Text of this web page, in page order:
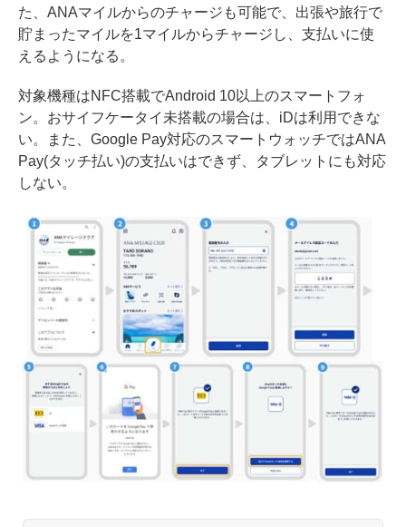
た、ANAマイルからのチャージも可能で、出張や旅行で
貯まったマイルを1マイルからチャージし、支払いに使
えるようになる。
対象機種はNFC搭載でAndroid 10以上のスマートフォ
ン。おサイフケータイ未搭載の場合は、iDは利用できな
い。また、Google Pay対応のスマートウォッチではANA
Pay(タッチ払い)の支払いはできず、タブレットにも対応
しない。